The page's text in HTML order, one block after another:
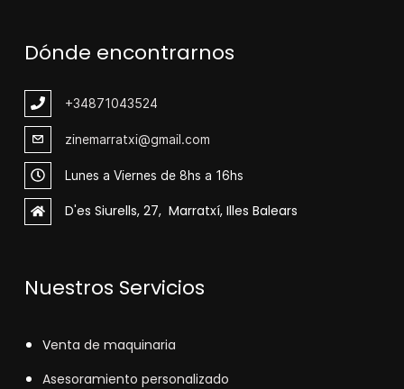
Dónde encontrarnos
+34871043524
zinemarratxi@gmail.com
Lunes a Viernes de 8hs a 16hs
D'es Siurells, 27, Marratxí, Illes Balears
Nuestros Servicios
Venta de maquinaria
Asesoramiento personalizado